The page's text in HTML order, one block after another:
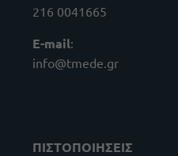
216 0041665
E-mail:
info@tmede.gr
ΠΙΣΤΟΠΟΙΗΣΕΙΣ